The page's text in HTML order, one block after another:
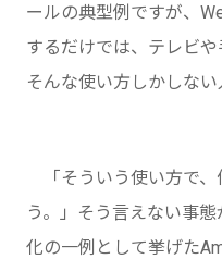
ールの典型例ですが、
するだけでは、テレビや
そんな使い方しかしな
「そういう使い方で、
う。」そう言えない事
化の一例として挙げた